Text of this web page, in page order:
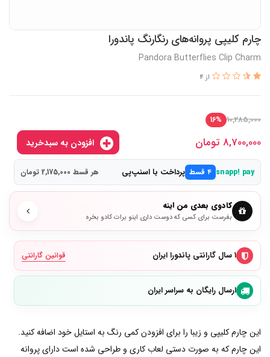
چارم کلیپی پروانه‌های رنگارنگ پاندورا
Pandora Butterflies Clip Charm
از 4
10,285,000
16%
8,700,000 تومان
snapp! pay ۴ قسط پرداخت با اسنپ‌پی هر قسط 2,175,000 تومان
کادوی بعدی من اینه
بفرست برای کسی که دوست داری اینو برات کادو بخره
۱ سال گارانتی پاندورا ایران قوانین گارانتی
ارسال رایگان به سراسر ایران
این چارم کلیپی و زیبا را برای افزودن کمی رنگ به استایل خود اضافه کنید.
این چارم که به صورت دستی لعاب کاری و طراحی شده است دارای پروانه